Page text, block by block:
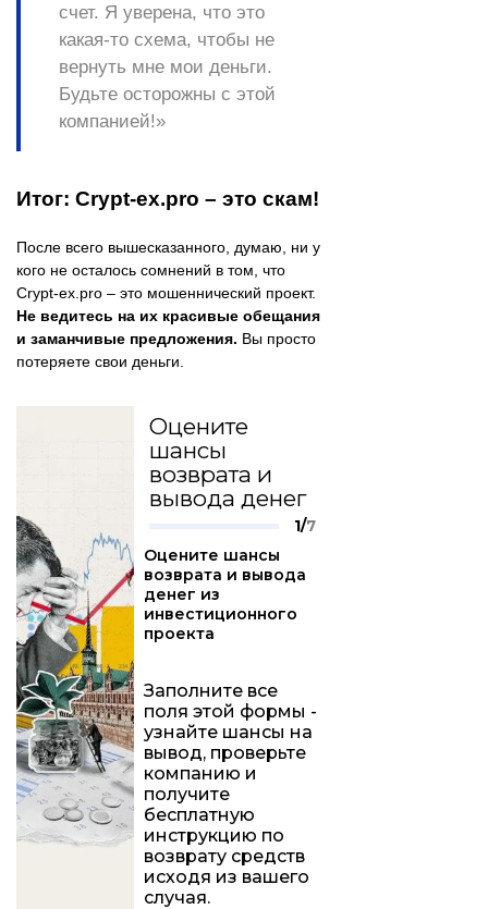
счет. Я уверена, что это
какая-то схема, чтобы не
вернуть мне мои деньги.
Будьте осторожны с этой
компанией!»
Итог: Crypt-ex.pro – это скам!
После всего вышесказанного, думаю, ни у
кого не осталось сомнений в том, что
Crypt-ex.pro – это мошеннический проект.
Не ведитесь на их красивые обещания
и заманчивые предложения. Вы просто
потеряете свои деньги.
Оцените
шансы
возврата и
вывода денег
1/7
Оцените шансы
возврата и вывода
денег из
инвестиционного
проекта
Заполните все
поля этой формы -
узнайте шансы на
вывод, проверьте
компанию и
получите
бесплатную
инструкцию по
возврату средств
исходя из вашего
случая.